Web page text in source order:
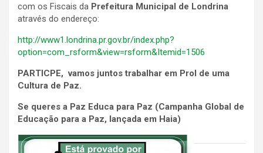
com os Fiscais da Prefeitura Municipal de Londrina
através do endereço:
http://www1.londrina.pr.gov.br/index.php?
option=com_rsform&view=rsform&Itemid=1506
PARTICPE, vamos juntos trabalhar em Prol de uma
Cultura de Paz.
Se queres a Paz Educa para Paz (Campanha Global de
Educação para a Paz, lançada em Haia)